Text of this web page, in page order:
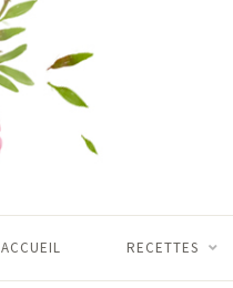
ACCUEIL RECETTES